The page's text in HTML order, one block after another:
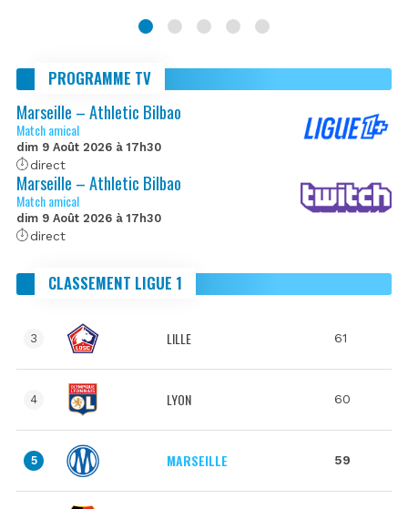
PROGRAMME TV
Marseille – Athletic Bilbao
Match amical
dim 9 Août 2026 à 17h30
direct
Marseille – Athletic Bilbao
Match amical
dim 9 Août 2026 à 17h30
direct
CLASSEMENT LIGUE 1
3 LILLE 61
4 LYON 60
5 MARSEILLE 59